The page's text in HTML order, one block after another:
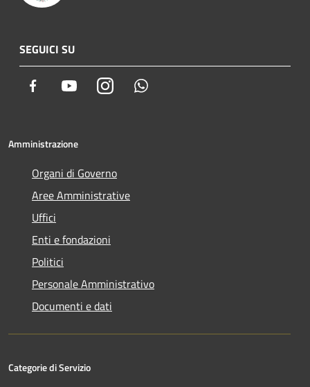
SEGUICI SU
Facebook YoutubeInstagram
Amministrazione
Organi di Governo
Aree Amministrative
Uffici
Enti e fondazioni
Politici
Personale Amministrativo
Documenti e dati
Categorie di Servizio